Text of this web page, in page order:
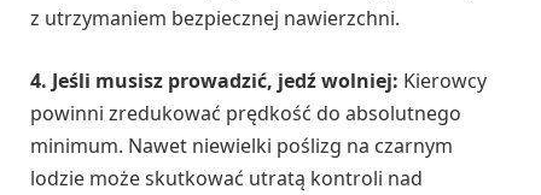
z utrzymaniem bezpiecznej nawierzchni.
4. Jeśli musisz prowadzić, jedź wolniej: Kierowcy
powinni zredukować prędkość do absolutnego
minimum. Nawet niewielki poślizg na czarnym
lodzie może skutkować utratą kontroli nad